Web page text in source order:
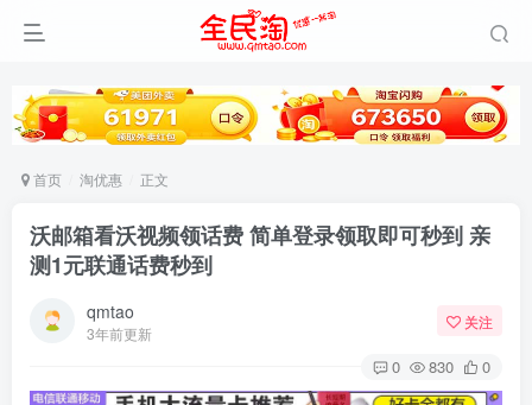
首页 淘优惠 正文
沃邮箱看沃视频领话费 简单登录领取即可秒到 亲
测1元联通话费秒到
qmtao
3年前更新
关注
0 830 0